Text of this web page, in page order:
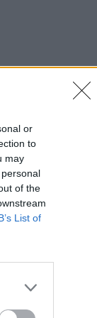
or
to
may
of the
List of